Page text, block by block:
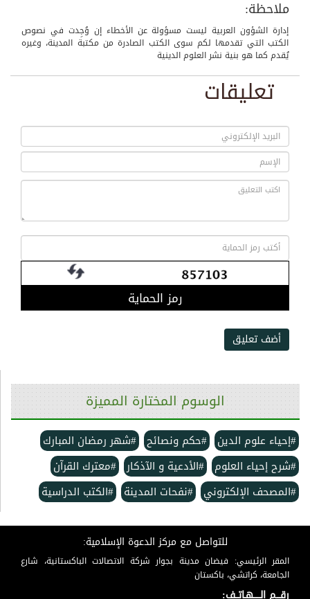
الوسوم المختارة المميزة
#إحياء علوم الدين #حكم ونصائح #شهر رمضان المبارك
#شرح إحياء العلوم #الأدعية و الآذكار #معترك القرآن
#المصحف الإلكتروني #نفحات المدينة #الكتب الدراسية
ملاحظة:
إدارة الشؤون العربية ليست مسؤولة عن الأخطاء إن وُجِدت في نصوص
الكتب التي تقدمها لكم سوی الكتب الصادرة من مكتبة المدينة، وغيره
يُقدم كما هو بنية نشر العلوم الدينية
تعليقات
رمز الحماية
أضف تعليق
للتواصل مع مركز الدعوة الإسلامية:
المقر الرئيسي: فيضان مدينة بجوار شركة الاتصالات الباكستانية، شارع
الجامعة، كراتشي، باكستان
رقـــم الـــــهـاتــف: